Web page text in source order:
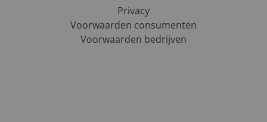
Privacy
Voorwaarden consumenten
Voorwaarden bedrijven